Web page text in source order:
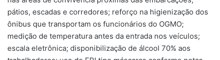
pátios, escadas e corredores; reforço na higienização dos
ônibus que transportam os funcionários do OGMO;
medição de temperatura antes da entrada nos veículos;
escala eletrônica; disponibilização de álcool 70% aos